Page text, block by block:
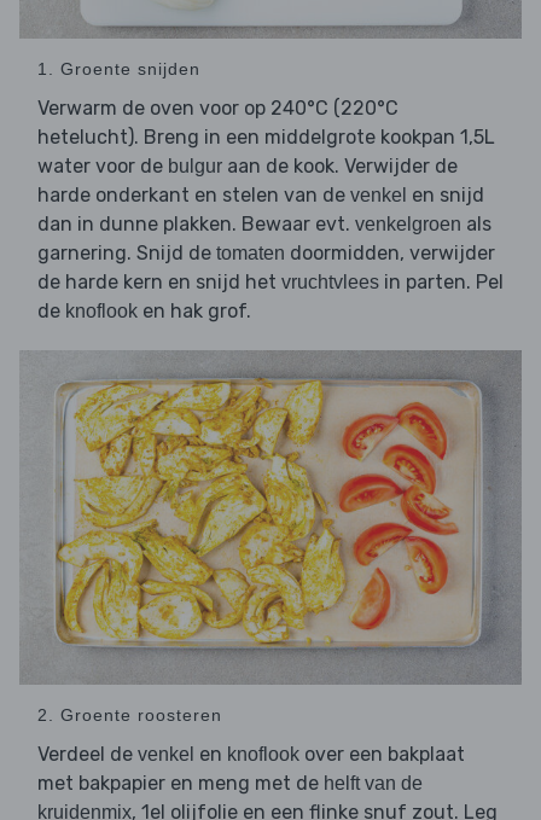
1. Groente snijden
Verwarm de oven voor op 240°C (220°C
hetelucht). Breng in een middelgrote kookpan 1,5L
water voor de bulgur aan de kook. Verwijder de
harde onderkant en stelen van de venkel en snijd
dan in dunne plakken. Bewaar evt. venkelgroen als
garnering. Snijd de tomaten doormidden, verwijder
de harde kern en snijd het vruchtvlees in parten. Pel
de knoflook en hak grof.
2. Groente roosteren
Verdeel de venkel en knoflook over een bakplaat
met bakpapier en meng met de helft van de
kruidenmix, 1el olijfolie en een flinke snuf zout. Leg